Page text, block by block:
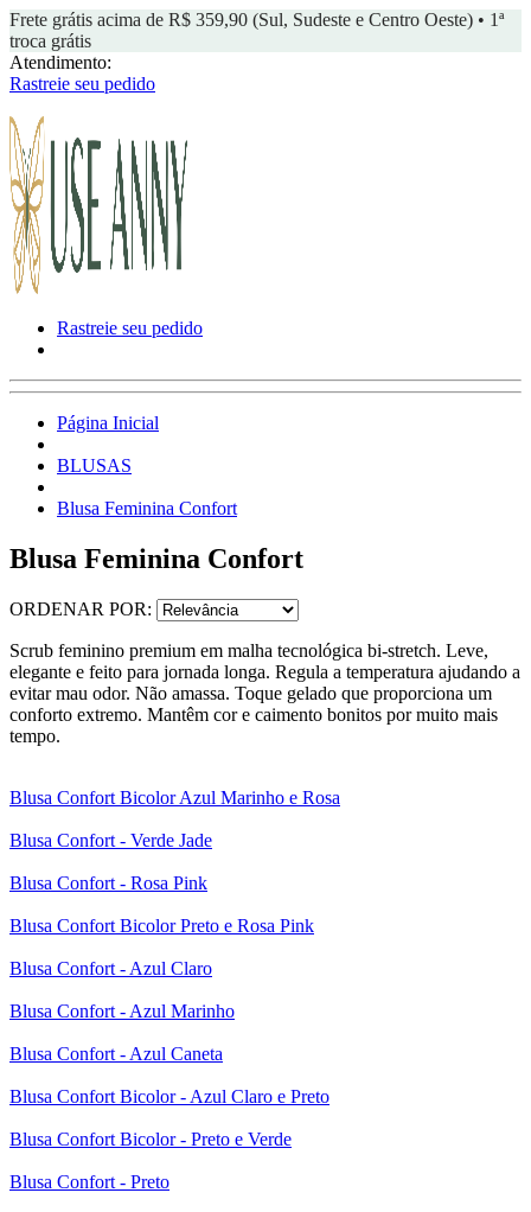
Frete grátis acima de R$ 359,90 (Sul, Sudeste e Centro Oeste) • 1ª
troca grátis
Atendimento:
Rastreie seu pedido
Rastreie seu pedido
Página Inicial
BLUSAS
Blusa Feminina Confort
Blusa Feminina Confort
ORDENAR POR:
Scrub feminino premium em malha tecnológica bi-stretch. Leve,
elegante e feito para jornada longa. Regula a temperatura ajudando a
evitar mau odor. Não amassa. Toque gelado que proporciona um
conforto extremo. Mantêm cor e caimento bonitos por muito mais
tempo.
Blusa Confort Bicolor Azul Marinho e Rosa
Blusa Confort - Verde Jade
Blusa Confort - Rosa Pink
Blusa Confort Bicolor Preto e Rosa Pink
Blusa Confort - Azul Claro
Blusa Confort - Azul Marinho
Blusa Confort - Azul Caneta
Blusa Confort Bicolor - Azul Claro e Preto
Blusa Confort Bicolor - Preto e Verde
Blusa Confort - Preto